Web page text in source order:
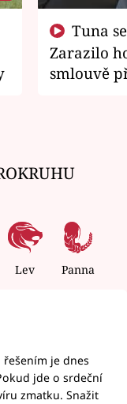
Zarazilo
smlouvě
Lev Panna
je dnes
jde o srdeční
zmatku. Snažit